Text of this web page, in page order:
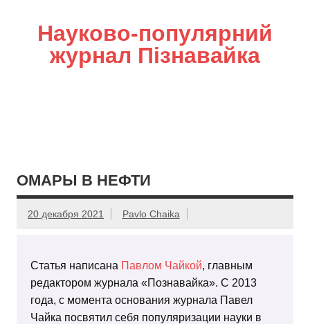
Науково-популярний
журнал Пізнавайка
ОМАРЫ В НЕФТИ
20 декабря 2021 Pavlo Chaika
Статья написана Павлом Чайкой, главным
редактором журнала «Познавайка». С 2013
года, с момента основания журнала Павел
Чайка посвятил себя популяризации науки в